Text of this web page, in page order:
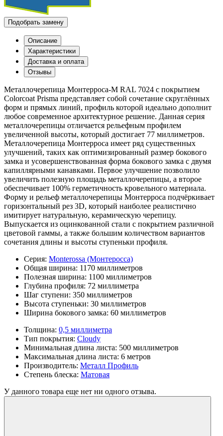
Подобрать замену
Описание
Характеристики
Доставка и оплата
Отзывы
Металлочерепица Монтерроса-M RAL 7024 с покрытием
Colorcoat Prisma представляет собой сочетание скруглённых
форм и прямых линий, профиль которой идеально дополнит
любое современное архитектурное решение. Данная серия
металлочерепицы отличается рельефным профилем
увеличенной высоты, который достигает 77 миллиметров.
Металлочерепица Монтерроса имеет ряд существенных
улучшений, таких как оптимизированный размер бокового
замка и усовершенствованная форма бокового замка с двумя
капиллярными канавками. Первое улучшение позволило
увеличить полезную площадь металлочерепицы, а второе
обеспечивает 100% герметичность кровельного материала.
Форму и рельеф металлочерепицы Монтерроса подчёркивает
горизонтальный рез 3D, который наиболее реалистично
имитирует натуральную, керамическую черепицу.
Выпускается из оцинкованной стали с покрытием различной
цветовой гаммы, а также большим количеством вариантов
сочетания длины и высоты ступеньки профиля.
Серия: Monterossa (Монтеросса)
Общая ширина: 1170 миллиметров
Полезная ширина: 1100 миллиметров
Глубина профиля: 72 миллиметра
Шаг ступени: 350 миллиметров
Высота ступеньки: 30 миллиметров
Ширина бокового замка: 60 миллиметров
Толщина: 0,5 миллиметра
Тип покрытия: Cloudy
Минимальная длина листа: 500 миллиметров
Максимальная длина листа: 6 метров
Производитель: Металл Профиль
Степень блеска: Матовая
У данного товара еще нет ни одного отзыва.